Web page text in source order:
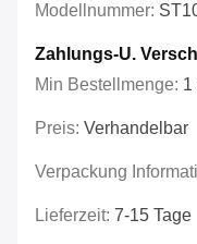
Modellnummer:
Zahlungs-U.
Min Bestellmenge: 1
Preis: Verhandelbar
Verpackung
Lieferzeit: 7-15 Tage